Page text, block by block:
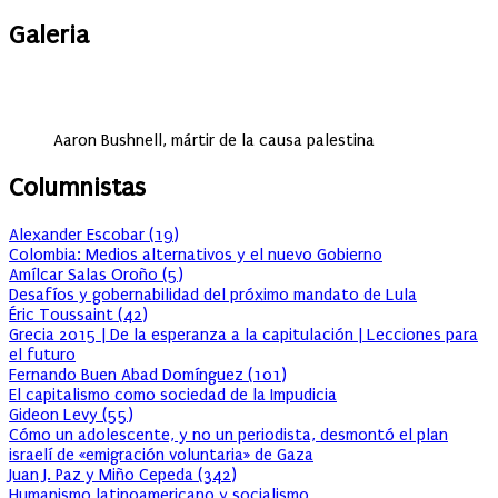
Galeria
Aaron Bushnell, mártir de la causa palestina
Columnistas
Alexander Escobar (19)
Colombia: Medios alternativos y el nuevo Gobierno
Amílcar Salas Oroño (5)
Desafíos y gobernabilidad del próximo mandato de Lula
Éric Toussaint (42)
Grecia 2015 | De la esperanza a la capitulación | Lecciones para
el futuro
Fernando Buen Abad Domínguez (101)
El capitalismo como sociedad de la Impudicia
Gideon Levy (55)
Cómo un adolescente, y no un periodista, desmontó el plan
israelí de «emigración voluntaria» de Gaza
Juan J. Paz y Miño Cepeda (342)